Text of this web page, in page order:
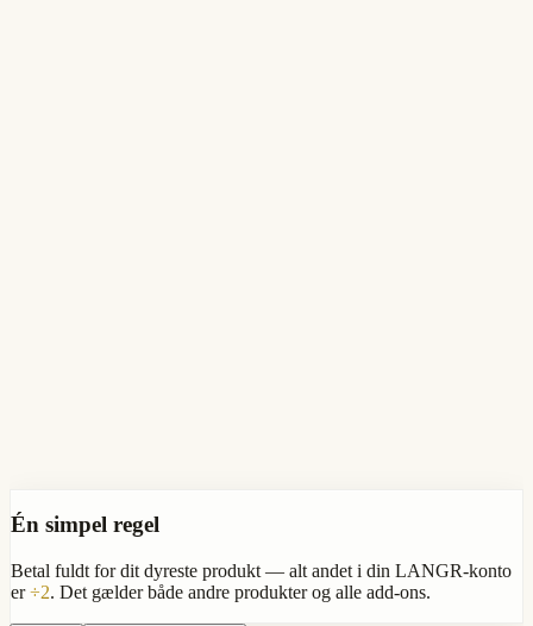
Én simpel regel
Betal fuldt for dit dyreste produkt — alt andet i din LANGR-konto
er÷2. Det gælder både andre produkter og alle add-ons.